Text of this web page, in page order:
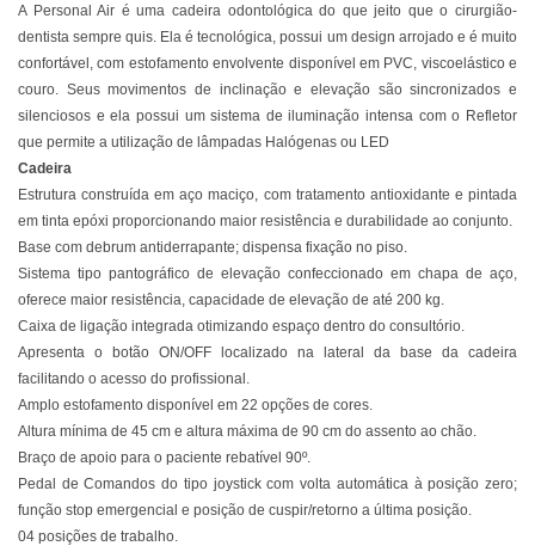
A Personal Air é uma cadeira odontológica do que jeito que o cirurgião-
dentista sempre quis. Ela é tecnológica, possui um design arrojado e é muito
confortável, com estofamento envolvente disponível em PVC, viscoelástico e
couro. Seus movimentos de inclinação e elevação são sincronizados e
silenciosos e ela possui um sistema de iluminação intensa com o Refletor
que permite a utilização de lâmpadas Halógenas ou LED
Cadeira
Estrutura construída em aço maciço, com tratamento antioxidante e pintada
em tinta epóxi proporcionando maior resistência e durabilidade ao conjunto.
Base com debrum antiderrapante; dispensa fixação no piso.
Sistema tipo pantográfico de elevação confeccionado em chapa de aço,
oferece maior resistência, capacidade de elevação de até 200 kg.
Caixa de ligação integrada otimizando espaço dentro do consultório.
Apresenta o botão ON/OFF localizado na lateral da base da cadeira
facilitando o acesso do profissional.
Amplo estofamento disponível em 22 opções de cores.
Altura mínima de 45 cm e altura máxima de 90 cm do assento ao chão.
Braço de apoio para o paciente rebatível 90º.
Pedal de Comandos do tipo joystick com volta automática à posição zero;
função stop emergencial e posição de cuspir/retorno a última posição.
04 posições de trabalho.